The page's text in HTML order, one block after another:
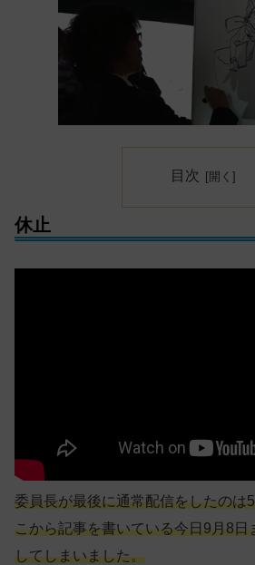
目次
休止
委員長が最後に通常配信をしたのは
こから記事を書いている今日9月8日
してしまいました。